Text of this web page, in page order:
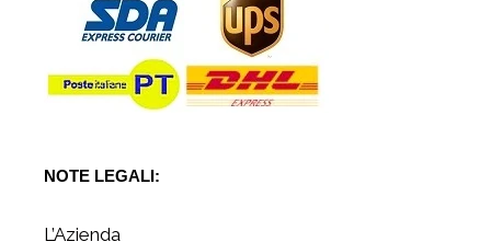
NOTE LEGALI:
L’Azienda